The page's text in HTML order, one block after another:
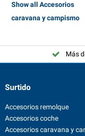
Show all Accesorios
caravana y campismo
Más
Surtido
Accesorios remolque
Accesorios coche
Accesorios caravana y